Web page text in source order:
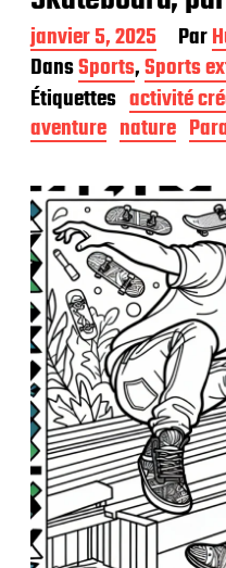
D
a
t
e
d
e
u
b
l
i
c
a
t
i
o
n
janvier 5, 2025 Par
DansSports,Sports
Étiquettes activité
aventure nature